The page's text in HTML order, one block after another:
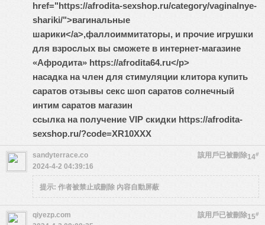
href="https://afrodita-sexshop.ru/category/vaginalnye-
shariki/">вагинальные
шарики</a>,фаллоиммитаторы, и прочие игрушки
для взрослых вы сможете в интернет-магазине
«Афродита» https://afrodita64.ru</p>
насадка на член для стимуляции клитора купить
саратов отзывы секс шоп саратов солнечный
интим саратов магазин
ссылка на получение VIP скидки https://afrodita-
sexshop.ru/?code=XR10XXX
14#
sandyterrace.co
該用戶已被刪除
2024-4-2 04:39:16
提示: 作者被禁止或刪除 內容自動屏蔽
15#
qiyezp.com
該用戶已被刪除